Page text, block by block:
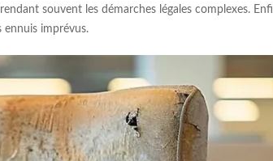
souvent les démarches légales complexes.
ennuis imprévus.